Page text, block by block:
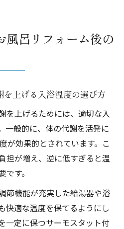
風呂リフォーム後の
上げる入浴温度の選び方
を上げるためには、適切な入
一般的に、体の代謝を活発に
が効果的とされています。こ
担が増え、逆に低すぎると温
す。
節機能が充実した給湯器や浴
快適な温度を保てるようにし
一定に保つサーモスタット付